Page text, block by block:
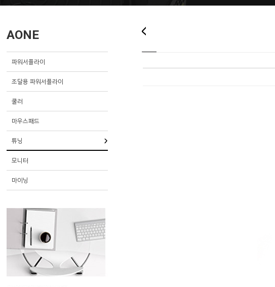
AONE
파워서플라이
조달용 파워서플라이
쿨러
마우스패드
튜닝
모니터
마이닝